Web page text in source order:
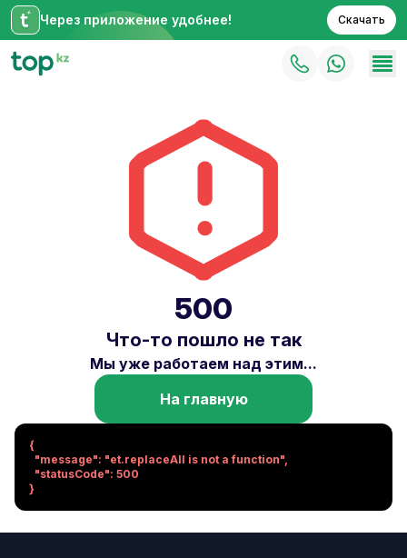
Через приложение удобнее! Скачать
500
Что-то пошло не так
Мы уже работаем над этим...
На главную
{
}